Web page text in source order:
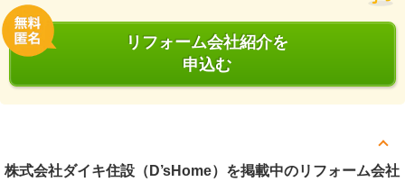
リフォーム会社紹介を
申込む
株式会社ダイキ住設（D’sHome）を掲載中のリフォーム会社